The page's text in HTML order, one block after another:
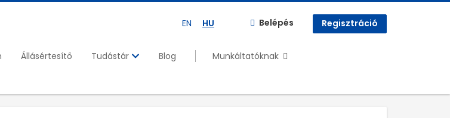
EN HU Belépés Regisztráció
Állásértesítő Tudástár Blog
Munkáltatóknak